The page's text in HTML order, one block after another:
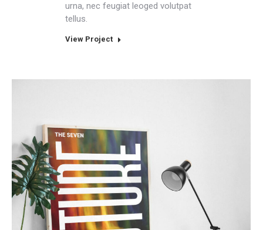
urna, nec feugiat leoged volutpat
tellus.
View Project